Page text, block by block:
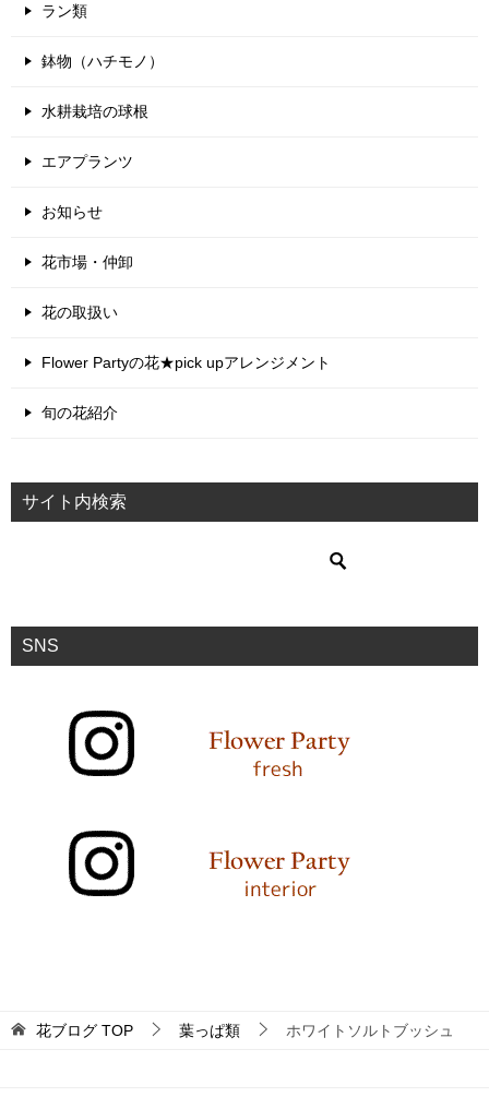
ラン類
鉢物（ハチモノ）
水耕栽培の球根
エアプランツ
お知らせ
花市場・仲卸
花の取扱い
Flower Partyの花★pick upアレンジメント
旬の花紹介
サイト内検索
SNS
花ブログ TOP 葉っぱ類 ホワイトソルトブッシュ